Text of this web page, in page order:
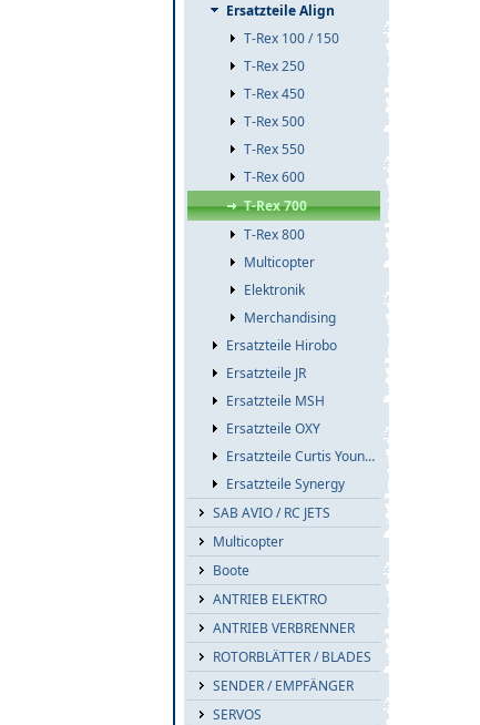
Ersatzteile Align
T-Rex 100 / 150
T-Rex 250
T-Rex 450
T-Rex 500
T-Rex 550
T-Rex 600
T-Rex 700
T-Rex 800
Multicopter
Elektronik
Merchandising
Ersatzteile Hirobo
Ersatzteile JR
Ersatzteile MSH
Ersatzteile OXY
Ersatzteile Curtis Youngblood
Ersatzteile Synergy
SAB AVIO / RC JETS
Multicopter
Boote
ANTRIEB ELEKTRO
ANTRIEB VERBRENNER
ROTORBLÄTTER / BLADES
SENDER / EMPFÄNGER
SERVOS